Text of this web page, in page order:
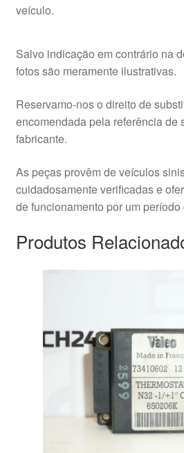
veículo.
Salvo indicação em contrário na
fotos são meramente ilustrativas.
Reservamo-nos o direito de
encomendada pela referência de
fabricante.
As peças provêm de veículos
cuidadosamente verificadas e
de funcionamento por um período
Produtos